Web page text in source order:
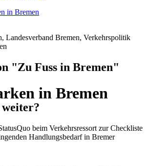
in Bremen
Landesverband Bremen, Verkehrspolitik
"Zu Fuss in Bremen"
in Bremen
weiter?
beim Verkehrsressort zur Checkliste
Handlungsbedarf in Bremer